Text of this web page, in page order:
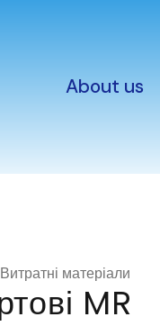
About us
Витратні матеріали
MR